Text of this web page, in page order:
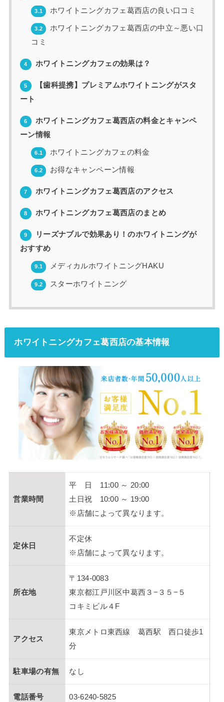
3.1 ホワイトニングカフェ葛西店の良い口コミ
3.2
ホワイトニングカフェ葛西店の中立～悪い口
コミ
4 ホワイトニングカフェの効果は？
5
【歯科提携】プレミアムホワイトニングがスタ
ート
6
ホワイトニングカフェ葛西店の料金とキャンペ
ーン情報
6.1 ホワイトニングカフェの料金
6.2 お得なキャンペーン情報
7 ホワイトニングカフェ葛西店のアクセス
8 ホワイトニングカフェ葛西店のまとめ
9
リーズナブルで効果あり！のホワイトニングが
おすすめ
9.1 メディカルホワイトニングHAKU
9.2 スターホワイトニング
ホワイトニングカフェ葛西店の基本情報
営業時間
平 日 11:00 ～ 20:00
土日祝 10:00 ～ 19:00
※店舗によって異なります。
定休日
不定休
※店舗によって異なります。
所在地
〒134-0083
東京都江戸川区中葛西３−３５−５
コキミビル４F
アクセス
東京メトロ東西線 葛西駅 西口徒歩1
分
駐車場の有無 なし
電話番号 03-6240-5825